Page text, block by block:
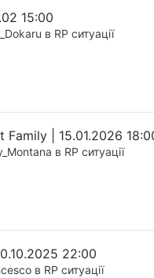
15:00
в RP ситуації
| 15.01.2026
в RP ситуації
22:00
в RP ситуації